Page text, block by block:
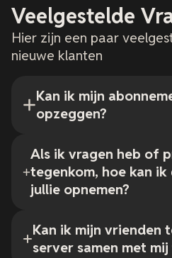
Veelgestelde
Hier zijn een paar
nieuwe klanten
Kan ik mijn
opzeggen?
Als ik vragen heb of
tegenkom, hoe kan
jullie opnemen?
Kan ik mijn vrienden
server samen met